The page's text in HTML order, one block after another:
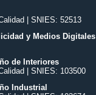
| SNIES: 52513
y Medios Digitales
de Interiores
| SNIES: 103500
Industrial